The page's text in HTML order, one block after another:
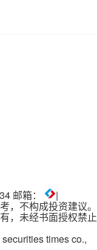
邮箱：
|
，不构成投资建议。
，未经书面授权禁止
times co.,